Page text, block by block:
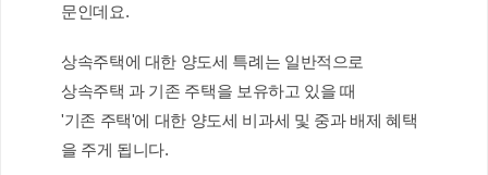
문인데요.
상속주택에 대한 양도세 특례는 일반적으로
상속주택 과 기존 주택을 보유하고 있을 때
'기존 주택'에 대한 양도세 비과세 및 중과 배제 혜택
을 주게 됩니다.